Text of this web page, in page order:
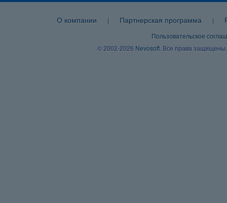
О компании | Партнерская программа |
Пользовательское
© 2002-2026 Nevosoft . Все права защищены